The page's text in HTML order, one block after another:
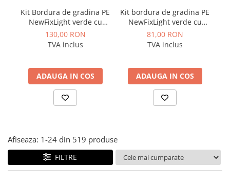
Pompe de circulatie si accesorii
Vase de expansiune termice
Detectoare si regulatoare de gaz si
Producere apa calda menajera
Boilere
Rezervoare de acumulare
Panouri solare si fotovoltaice
Panouri solare cu tuburi vidate
Panouri solare plane
Kit Bordura de gradina PE
NewFixLight verde cu
ancore (18 buc) si
conectori (3 buc) H38mm
130,00 RON
TVA inclus
ADAUGA IN COS
Kit bordura de gradina PE
NewFixLight verde cu
ancore (8 buc) si
conectori (2 buc) H38mm
81,00 RON
TVA inclus
ADAUGA IN COS
Afiseaza: 1-24 din 519 produse
FILTRE